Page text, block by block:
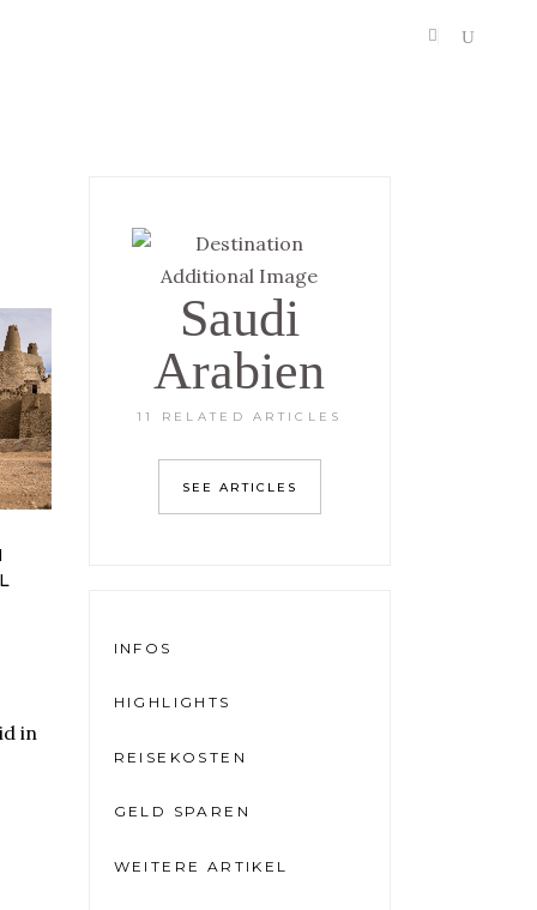
Saudi
Arabien
11 RELATED ARTICLES
SEE ARTICLES
INFOS
HIGHLIGHTS
REISEKOSTEN
GELD SPAREN
WEITERE ARTIKEL